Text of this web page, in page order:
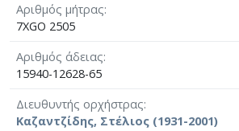
Αριθμός μήτρας
7XGO 2505
Αριθμός άδειας
15940-12628-65
Διευθυντής ορχήστρας
Καζαντζίδης, Στέλιος (1931-2001)